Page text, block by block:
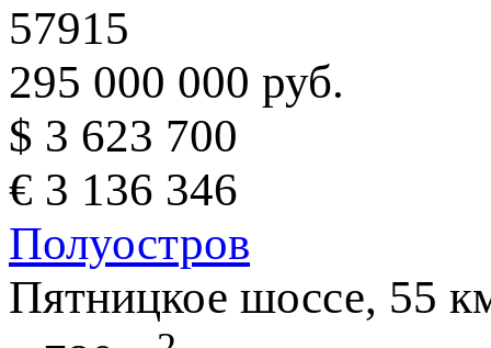
57915
295 000 000 руб.
$ 3 623 700
€ 3 136 346
Полуостров
Пятницкое шоссе, 55